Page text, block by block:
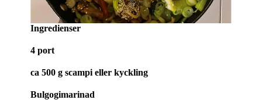
Ingredienser
4 port
ca 500 g scampi eller kyckling
Bulgogimarinad